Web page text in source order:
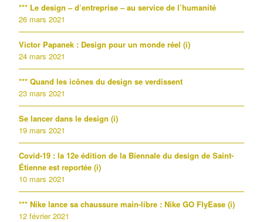
*** Le design – d’entreprise – au service de l’humanité
26 mars 2021
Victor Papanek : Design pour un monde réel (i)
24 mars 2021
*** Quand les icônes du design se verdissent
23 mars 2021
Se lancer dans le design (i)
19 mars 2021
Covid-19 : la 12e édition de la Biennale du design de Saint-
Étienne est reportée (i)
10 mars 2021
*** Nike lance sa chaussure main-libre : Nike GO FlyEase (i)
12 février 2021